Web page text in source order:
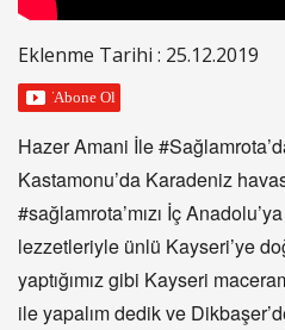
Eklenme Tarihi : 25.12.2019
Hazer Amani İle
Kastamonu’da Karadeniz
#sağlamrota’mızı İç
lezzetleriyle ünlü Kayseri’ye
yaptığımız gibi Kayseri
ile yapalım dedik ve